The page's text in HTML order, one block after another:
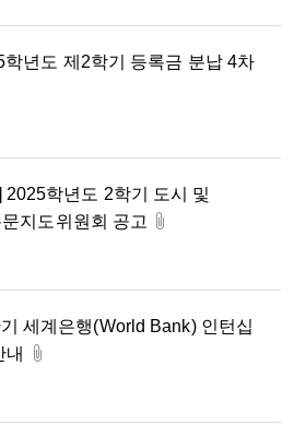
학년도 제2학기 등록금 분납 4차
2025학년도 2학기 도시 및
지도위원회 공고
세계은행(World Bank) 인턴십
내